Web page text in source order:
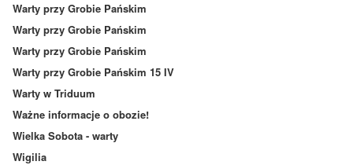
Warty przy Grobie Pańskim
Warty przy Grobie Pańskim
Warty przy Grobie Pańskim
Warty przy Grobie Pańskim 15 IV
Warty w Triduum
Ważne informacje o obozie!
Wielka Sobota - warty
Wigilia